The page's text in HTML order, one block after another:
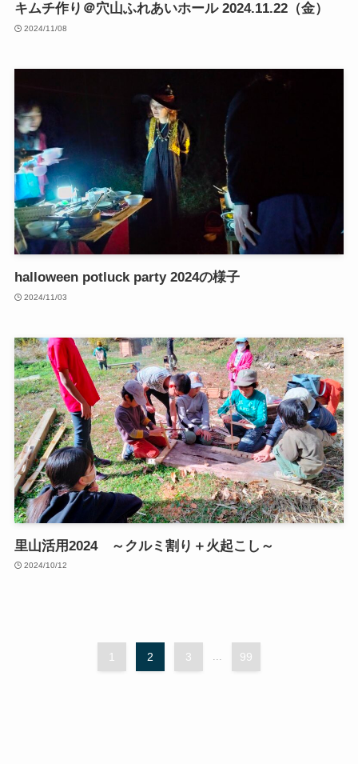
キムチ作り＠穴山ふれあいホール 2024.11.22（金）
2024/11/08
halloween potluck party 2024の様子
2024/11/03
里山活用2024 ～クルミ割り＋火起こし～
2024/10/12
1 2 3 99